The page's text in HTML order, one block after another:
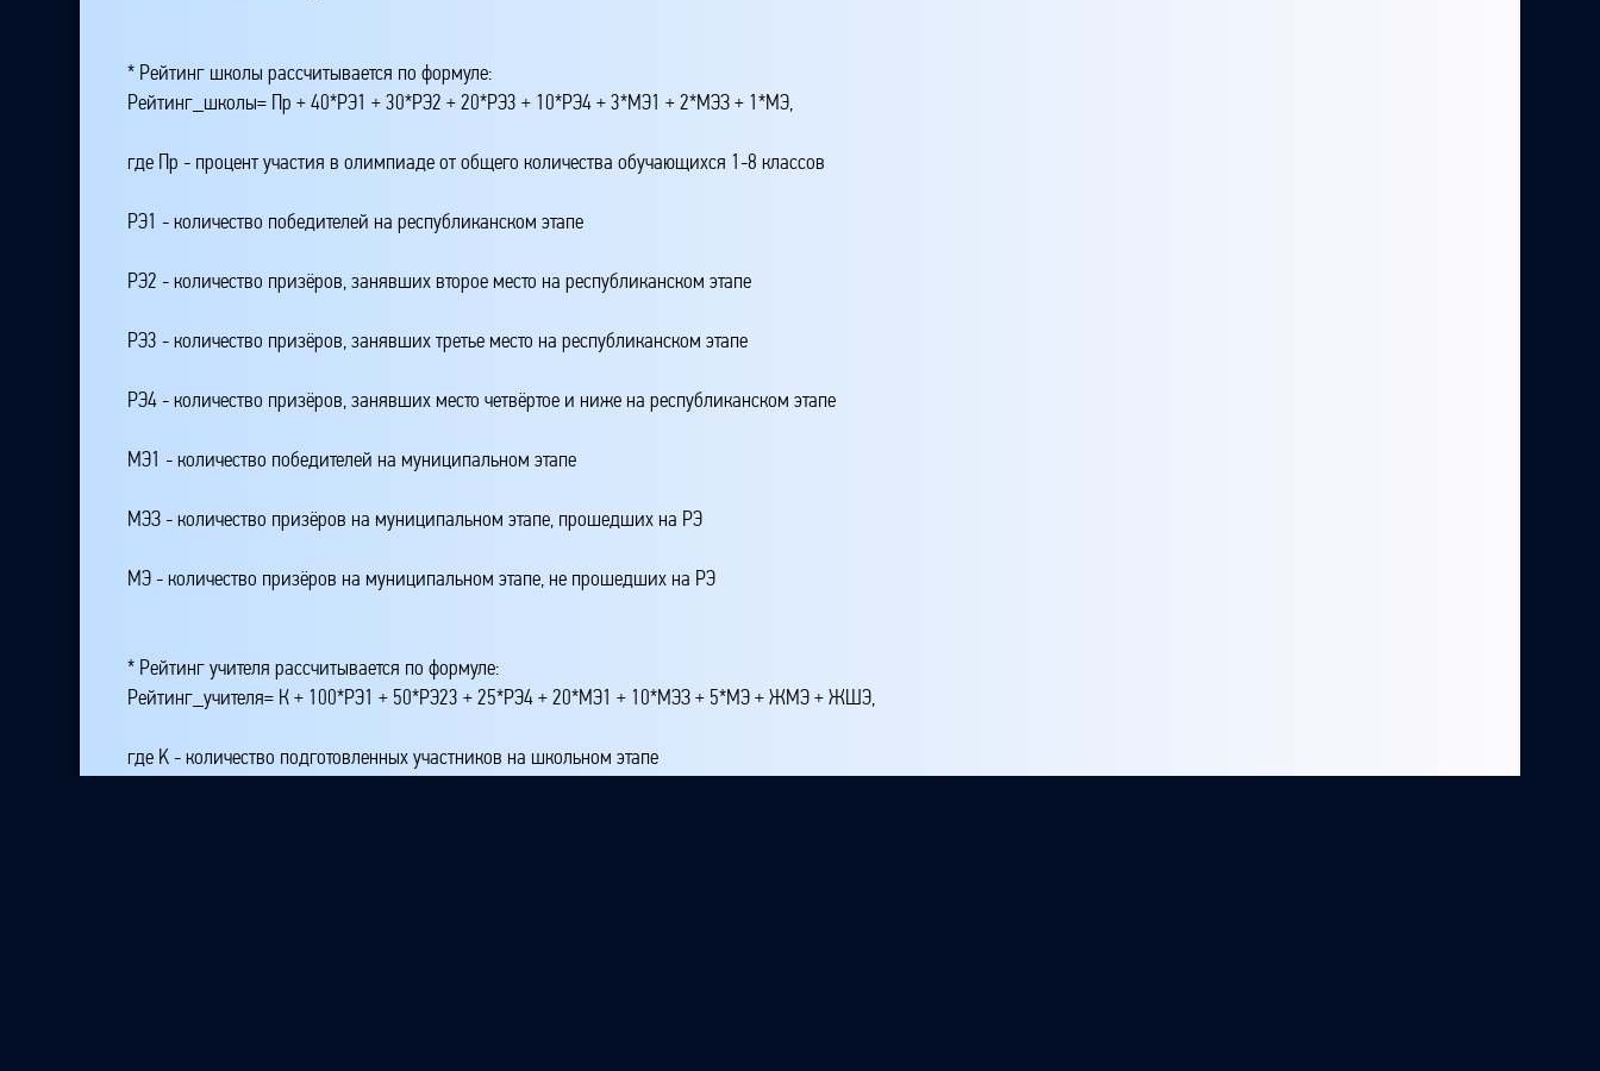
* Рейтинг школы рассчитывается по формуле:
Рейтинг_школы= Пр + 40*РЭ1 + 30*РЭ2 + 20*РЭ3 + 10*РЭ4 + 3*МЭ1 + 2*МЭЗ + 1*МЭ,
где Пр - процент участия в олимпиаде от общего количества обучающихся 1-8 классов
РЭ1 - количество победителей на республиканском этапе
РЭ2 - количество призёров, занявших второе место на республиканском этапе
РЭ3 - количество призёров, занявших третье место на республиканском этапе
РЭ4 - количество призёров, занявших место четвёртое и ниже на республиканском этапе
МЭ1 - количество победителей на муниципальном этапе
МЭЗ - количество призёров на муниципальном этапе, прошедших на РЭ
МЭ - количество призёров на муниципальном этапе, не прошедших на РЭ
* Рейтинг учителя рассчитывается по формуле:
Рейтинг_учителя= К + 100*РЭ1 + 50*РЭ23 + 25*РЭ4 + 20*МЭ1 + 10*МЭЗ + 5*МЭ + ЖМЭ + ЖШЭ,
где K - количество подготовленных участников на школьном этапе